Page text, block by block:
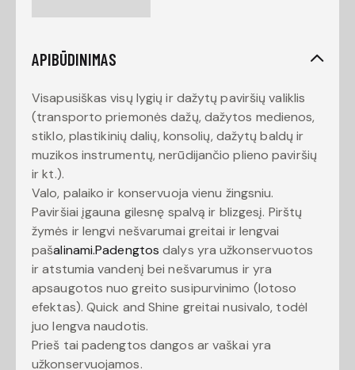
APIBŪDINIMAS
Visapusiškas visų lygių ir dažytų paviršių valiklis
(transporto priemonės dažų, dažytos medienos,
stiklo, plastikinių dalių, konsolių, dažytų baldų ir
muzikos instrumentų, nerūdijančio plieno paviršių
ir kt.).
Valo, palaiko ir konservuoja vienu žingsniu.
Paviršiai įgauna gilesnę spalvą ir blizgesį. Pirštų
žymės ir lengvi nešvarumai greitai ir lengvai
pašalinami.Padengtos dalys yra užkonservuotos
ir atstumia vandenį bei nešvarumus ir yra
apsaugotos nuo greito susipurvinimo (lotoso
efektas). Quick and Shine greitai nusivalo, todėl
juo lengva naudotis.
Prieš tai padengtos dangos ar vaškai yra
užkonservuojamos.